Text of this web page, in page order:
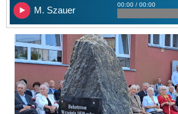
M. Szauer
00:00 / 00:00